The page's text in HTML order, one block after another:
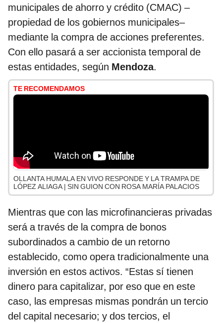
municipales de ahorro y crédito (CMAC) –
propiedad de los gobiernos municipales–
mediante la compra de acciones preferentes.
Con ello pasará a ser accionista temporal de
estas entidades, según Mendoza.
TE RECOMENDAMOS
OLLANTA HUMALA EN VIVO RESPONDE Y LA TRAMPA DE
LÓPEZ ALIAGA | SIN GUION CON ROSA MARÍA PALACIOS
Mientras que con las microfinancieras privadas
será a través de la compra de bonos
subordinados a cambio de un retorno
establecido, como opera tradicionalmente una
inversión en estos activos. “Estas sí tienen
dinero para capitalizar, por eso que en este
caso, las empresas mismas pondrán un tercio
del capital necesario; y dos tercios, el